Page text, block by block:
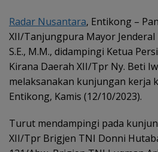
Radar Nusantara, Entikong –
XII/Tanjungpura Mayor Jenderal
S.E., M.M., didampingi Ketua
Kirana Daerah XII/Tpr Ny. Beti
melaksanakan kunjungan kerja
Entikong, Kamis (12/10/2023).
Turut mendampingi pada
XII/Tpr Brigjen TNI Donni